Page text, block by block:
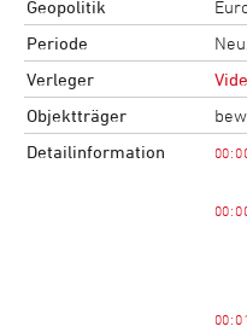
Geopolitik
Periode
Verleger
Objektträger
Detailinformation